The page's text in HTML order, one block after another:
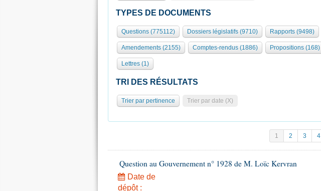
TYPES DE DOCUMENTS
Questions (775112) Dossiers législatifs (9710) Rapports (9498)
Amendements (2155) Comptes-rendus (1886) Propositions (168)
Lettres (1)
TRI DES RÉSULTATS
Trier par pertinence Trier par date (X)
1 2 3 4
Question au Gouvernement n° 1928 de M. Loïc Kervran
Date de
dépôt :